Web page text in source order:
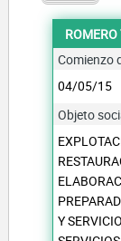
Comienzo
04/05/15
Objeto
Y